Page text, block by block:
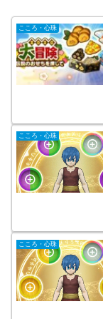
こころ・心珠
こころ・心珠
こころ・心珠